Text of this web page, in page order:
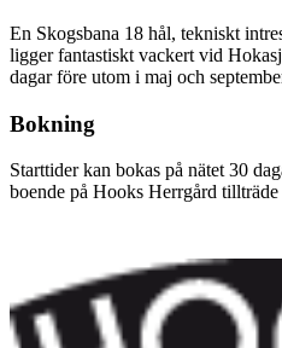
En Skogsbana 18 hål, tekniskt
ligger fantastiskt vackert vid
dagar före utom i maj och
Bokning
Starttider kan bokas på nätet 30
boende på Hooks Herrgård tillträde